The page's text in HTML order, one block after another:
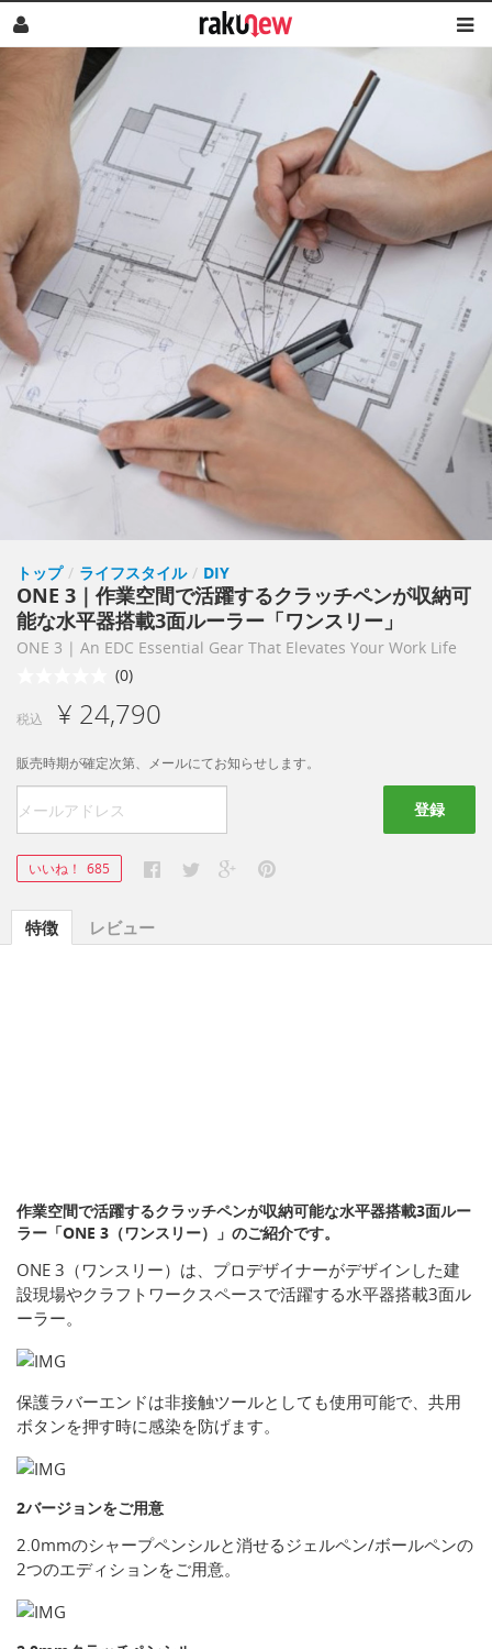
トップ / ライフスタイル / DIY
ONE 3｜作業空間で活躍するクラッチペンが収納可
能な水平器搭載3面ルーラー「ワンスリー」
ONE 3 | An EDC Essential Gear That Elevates Your Work Life
(0)
税込 ¥ 24,790
販売時期が確定次第、メールにてお知らせします。
登録
いいね！ 685
特徴 レビュー
作業空間で活躍するクラッチペンが収納可能な水平器搭載3面ルー
ラー「ONE 3（ワンスリー）」のご紹介です。
ONE 3（ワンスリー）は、プロデザイナーがデザインした建
設現場やクラフトワークスペースで活躍する水平器搭載3面ル
ーラー。
保護ラバーエンドは非接触ツールとしても使用可能で、共用
ボタンを押す時に感染を防げます。
2バージョンをご用意
2.0mmのシャープペンシルと消せるジェルペン/ボールペンの
2つのエディションをご用意。